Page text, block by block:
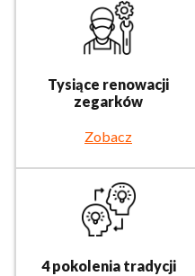
Tysiące renowacji
zegarków
Zobacz
4 pokolenia tradycji